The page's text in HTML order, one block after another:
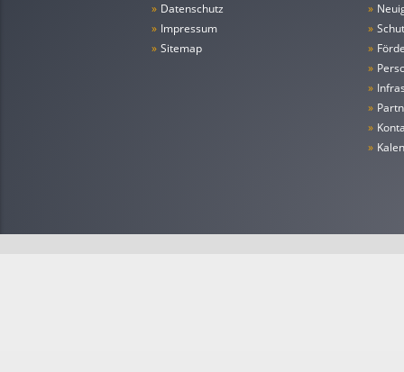
» Datenschutz
» Impressum
» Sitemap
»
»
»
»
»
»
»
»